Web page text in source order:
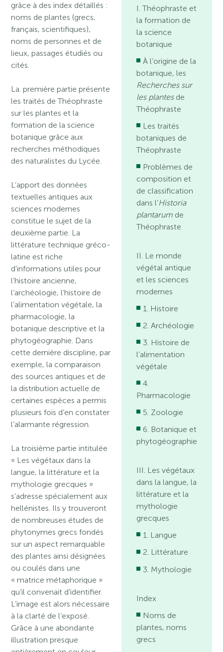
grâce à des index détaillés :
noms de plantes (grecs,
français, scientifiques),
noms de personnes et de
lieux, passages étudiés ou
cités.
La. première partie présente
les traités de Théophraste
sur les plantes et la
formation de la science
botanique grâce aux
recherches méthodiques
des naturalistes du Lycée.
L’apport des données
textuelles antiques aux
sciences modernes
constitue le sujet de la
deuxième partie. La
littérature technique gréco-
latine est riche
d’informations utiles pour
l’histoire ancienne,
l’archéologie, l’histoire de
l’alimentation végétale, la
pharmacologie, la
botanique descriptive et la
phytogéographie. Dans
cette dernière discipline, par
exemple, la comparaison
des sources antiques et de
la distribution actuelle de
certaines espèces a permis
plusieurs fois d’en constater
l’alarmante régression.
La troisième partie intitulée
« Les végétaux dans la
langue, la littérature et la
mythologie grecques »
s’adresse spécialement aux
hellénistes. Ils y trouveront
de nombreuses études de
phytonymes grecs fondés
sur un aspect remarquable
des plantes ainsi désignées
ou coulés dans une
« matrice métaphorique »
qu’il convenait d’identifier.
L’image est alors nécessaire
à la clarté de l’exposé.
Grâce à une abondante
illustration presque
I. Théophraste et
la formation de
la science
botanique
À l’origine de la
botanique, les
Recherches sur
les plantesde
Théophraste
Les traités
botaniques de
Théophraste
Problèmes de
composition et
de classification
dans l’Historia
plantarumde
Théophraste
II. Le monde
végétal antique
et les sciences
modernes
1. Histoire
2. Archéologie
3. Histoire de
l’alimentation
végétale
4.
Pharmacologie
5. Zoologie
6. Botanique et
phytogéographie
III. Les végétaux
dans la langue, la
littérature et la
mythologie
grecques
1. Langue
2. Littérature
3. Mythologie
Index
Noms de
plantes, noms
grecs